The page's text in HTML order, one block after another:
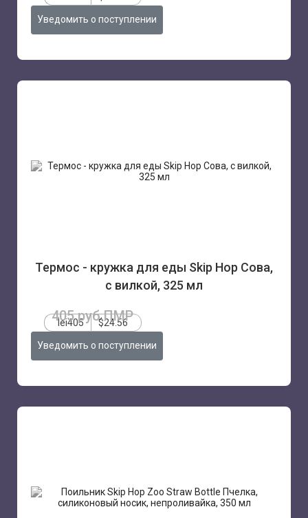
Уведомить о поступлении
Термос - кружка для еды Skip Hop Сова,
с вилкой, 325 мл
405 руб.ПМР
lei405 $24.56
Уведомить о поступлении